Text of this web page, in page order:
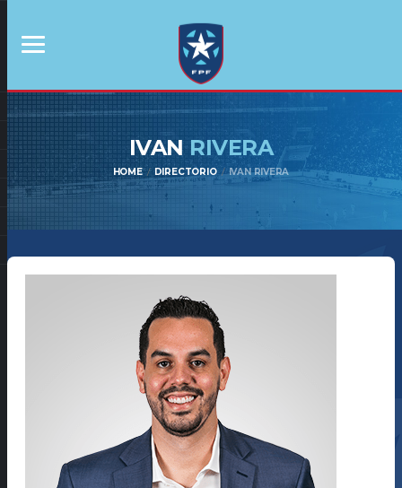
IVANRIVERA
HOME DIRECTORIO IVAN RIVERA